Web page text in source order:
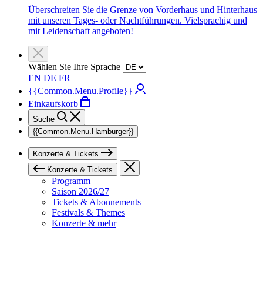
Überschreiten Sie die Grenze von Vorderhaus und Hinterhaus
mit unseren Tages- oder Nachtführungen. Vielsprachig und
mit Leidenschaft angeboten!
Wählen Sie Ihre Sprache
EN DE FR
{{Common.Menu.Profile}}
Einkaufskorb
Suche
{{Common.Menu.Hamburger}}
Konzerte & Tickets
Konzerte & Tickets
Programm
Saison 2026/27
Tickets & Abonnements
Festivals & Themes
Konzerte & mehr